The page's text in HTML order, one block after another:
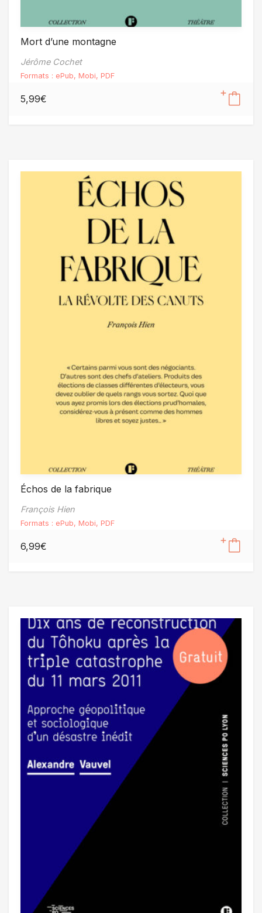
Mort d’une montagne
Jérôme Cochet
Formats : ePub, Mobi, PDF
5,99€
Échos de la fabrique
François Hien
Formats : ePub, Mobi, PDF
6,99€